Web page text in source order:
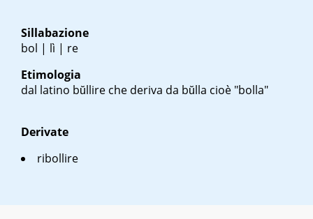
Sillabazione
bol | lì | re
Etimologia
dal latino bŭllire che deriva da bŭlla cioè "bolla"
Derivate
ribollire